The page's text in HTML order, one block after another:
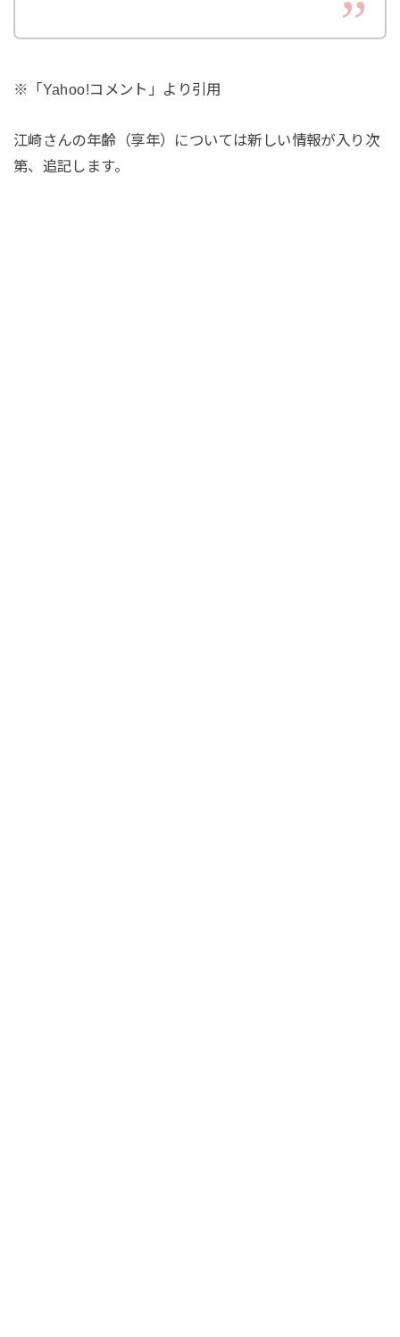
※「Yahoo!コメント」より引用
江崎さんの年齢（享年）については新しい情報が入り次
第、追記します。